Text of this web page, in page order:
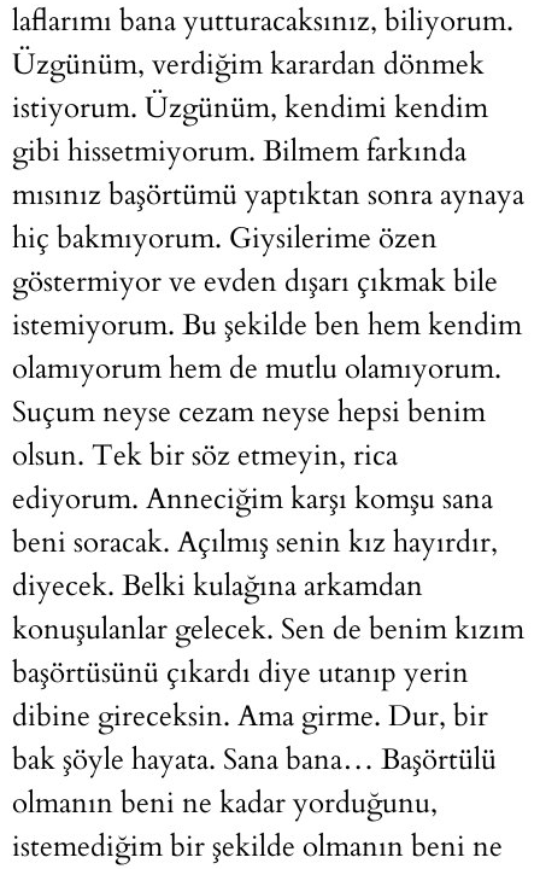
laflarımı bana yutturacaksınız, biliyorum.
Üzgünüm, verdiğim karardan dönmek
istiyorum. Üzgünüm, kendimi kendim
gibi hissetmiyorum. Bilmem farkında
mısınız başörtümü yaptıktan sonra aynaya
hiç bakmıyorum. Giysilerime özen
göstermiyor ve evden dışarı çıkmak bile
istemiyorum. Bu şekilde ben hem kendim
olamıyorum hem de mutlu olamıyorum.
Suçum neyse cezam neyse hepsi benim
olsun. Tek bir söz etmeyin, rica
ediyorum. Anneciğim karşı komşu sana
beni soracak. Açılmış senin kız hayırdır,
diyecek. Belki kulağına arkamdan
konuşulanlar gelecek. Sen de benim kızım
başörtüsünü çıkardı diye utanıp yerin
dibine gireceksin. Ama girme. Dur, bir
bak şöyle hayata. Sana bana… Başörtülü
olmanın beni ne kadar yorduğunu,
istemediğim bir şekilde olmanın beni ne